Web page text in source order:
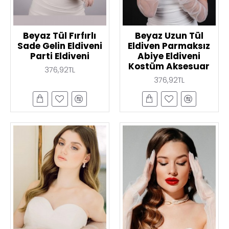
Beyaz Tül Fırfırlı
Sade Gelin Eldiveni
Parti Eldiveni
376,92TL
Beyaz Uzun Tül
Eldiven Parmaksız
Abiye Eldiveni
Kostüm Aksesuar
376,92TL